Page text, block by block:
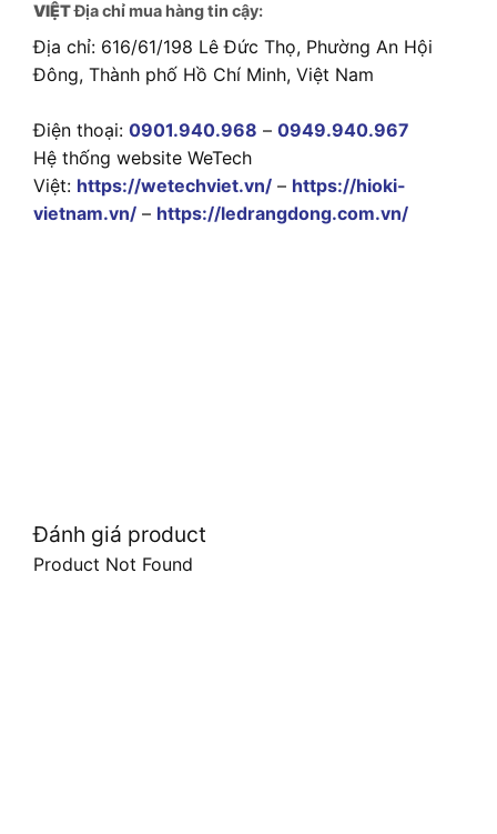
VIỆTĐịa chỉ mua hàng tin cậy:
Địa chỉ: 616/61/198 Lê Đức Thọ, Phường An Hội
Đông, Thành phố Hồ Chí Minh, Việt Nam
Điện thoại: 0901.940.968 – 0949.940.967
Hệ thống website WeTech
Việt: https://wetechviet.vn/ – https://hioki-
vietnam.vn/ – https://ledrangdong.com.vn/
Đánh giá product
Product Not Found